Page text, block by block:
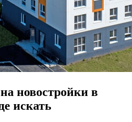
новостройки в
искать